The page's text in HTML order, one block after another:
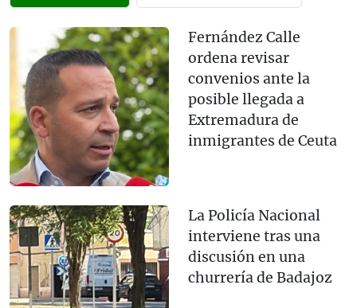
Fernández Calle
ordena revisar
convenios ante la
posible llegada a
Extremadura de
inmigrantes de Ceuta
La Policía Nacional
interviene tras una
discusión en una
churrería de Badajoz